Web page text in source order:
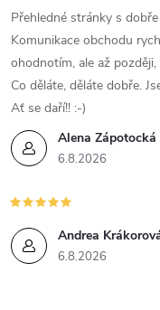
Alena Zápotocká
6.8.2026
Přehledné stránky s
Komunikace obchodu
ohodnotím, ale až
Co děláte, děláte dobře.
Ať se daří!! :-)
Andrea
6.8.2026